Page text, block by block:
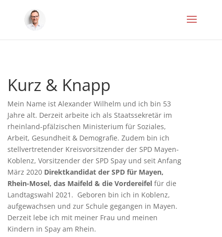
Kurz & Knapp
Mein Name ist Alexander Wilhelm und ich bin 53
Jahre alt. Derzeit arbeite ich als Staatssekretär im
rheinland-pfälzischen Ministerium für Soziales,
Arbeit, Gesundheit & Demografie. Zudem bin ich
stellvertretender Kreisvorsitzender der SPD Mayen-
Koblenz, Vorsitzender der SPD Spay und seit Anfang
März 2020 Direktkandidat der SPD für Mayen,
Rhein-Mosel, das Maifeld & die Vordereifel für die
Landtagswahl 2021. Geboren bin ich in Koblenz,
aufgewachsen und zur Schule gegangen in Mayen.
Derzeit lebe ich mit meiner Frau und meinen
Kindern in Spay am Rhein.